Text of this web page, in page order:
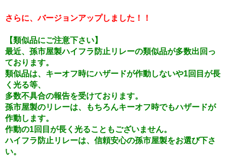
さらに、バージョンアップしました！！
【類似品にご注意下さい】
最近、孫市屋製ハイフラ防止リレーの類似品が多数出回っ
ております。
類似品は、キーオフ時にハザードが作動しないや1回目が長
く光る等、
多数不具合の報告を受けております。
孫市屋製のリレーは、もちろんキーオフ時でもハザードが
作動します。
作動の1回目が長く光ることもございません。
ハイフラ防止リレーは、信頼安心の孫市屋製をお選び下さ
い。